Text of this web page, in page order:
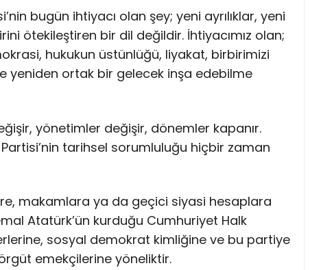
bugün ihtiyacı olan şey; yeni ayrılıklar, yeni
ötekileştiren bir dil değildir. İhtiyacımız olan;
hukukun üstünlüğü, liyakat, birbirimizi
yeniden ortak bir gelecek inşa edebilme
yönetimler değişir, dönemler kapanır.
tarihsel sorumluluğu hiçbir zaman
makamlara ya da geçici siyasi hesaplara
Atatürk’ün kurduğu Cumhuriyet Halk
sosyal demokrat kimliğine ve bu partiye
örgüt emekçilerine yöneliktir.